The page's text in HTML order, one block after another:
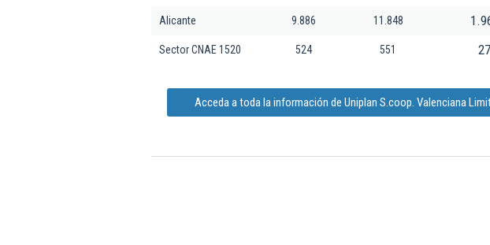
Alicante 9.886 11.848
Sector CNAE 1520 524 551 27
Acceda a toda la información de Uniplan S.coop. Valenciana